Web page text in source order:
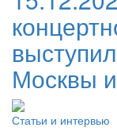
Москвы
Статьи и интервью